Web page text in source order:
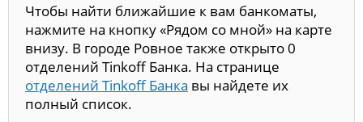
Чтобы найти ближайшие к вам банкоматы,
нажмите на кнопку «Рядом со мной» на карте
внизу. В городе Ровное также открыто 0
отделений Tinkoff Банка. На странице
отделений Tinkoff Банка вы найдете их
полный список.